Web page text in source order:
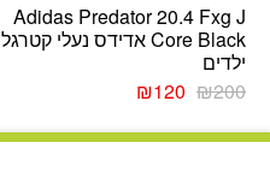
Adidas Predator 20.4 Fxg J
Core Black אדידס נעלי קטרגל
ילדים
₪200
המחיר
היה:
₪120
המחיר
הוא: